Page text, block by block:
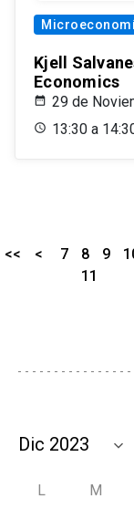
Kjell
Economics
29 de
13:30 a
<< < 7 8 9
11
L M